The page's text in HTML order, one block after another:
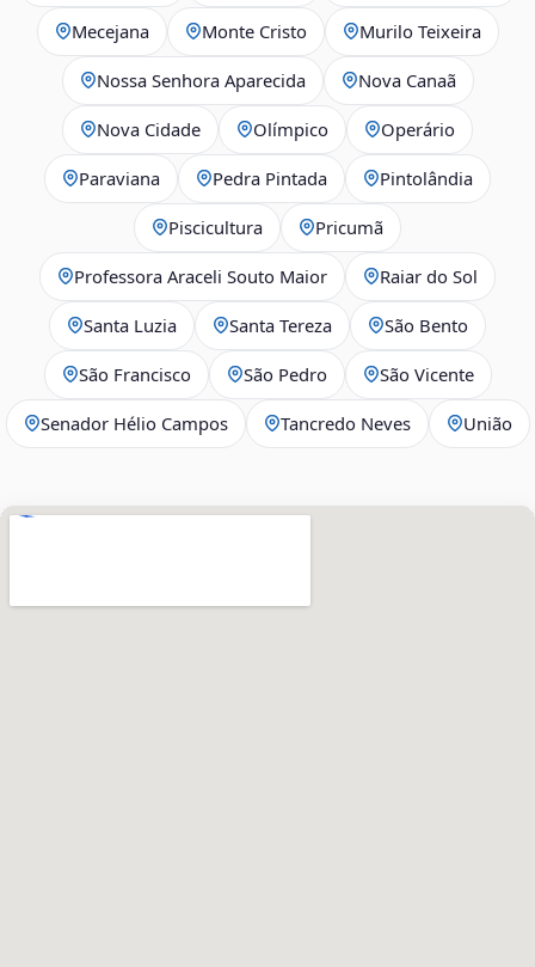
Mecejana Monte Cristo Murilo Teixeira
Nossa Senhora Aparecida Nova Canaã
Nova Cidade Olímpico Operário
Paraviana Pedra Pintada Pintolândia
Piscicultura Pricumã
Professora Araceli Souto Maior Raiar do Sol
Santa Luzia Santa Tereza São Bento
São Francisco São Pedro São Vicente
Senador Hélio Campos Tancredo Neves União